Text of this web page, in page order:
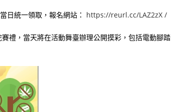
日統一領取，報名網站： https://reurl.cc/LAZ2zX /
禮，當天將在活動舞臺辦理公開摸彩，包括電動腳踏